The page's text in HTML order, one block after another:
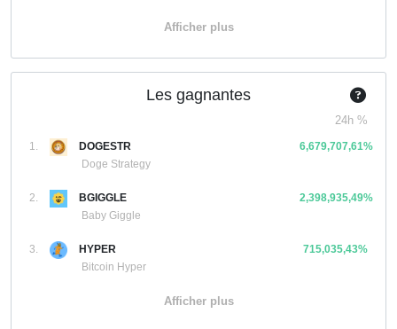
Afficher plus
Les gagnantes
24h %
1.
DOGESTR
Doge Strategy
6,679,707,61%
2.
BGIGGLE
Baby Giggle
2,398,935,49%
3.
HYPER
Bitcoin Hyper
715,035,43%
Afficher plus